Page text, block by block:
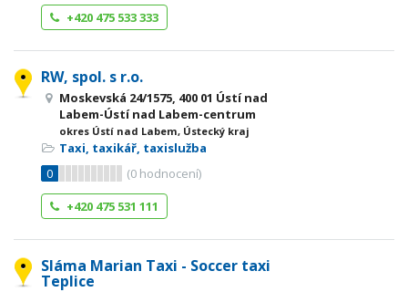
+420 475 533 333
RW, spol. s r.o.
Moskevská 24/1575, 400 01 Ústí nad
Labem-Ústí nad Labem-centrum
okres Ústí nad Labem, Ústecký kraj
Taxi, taxikář, taxislužba
0
(0 hodnocení)
+420 475 531 111
Sláma Marian Taxi - Soccer taxi
Teplice